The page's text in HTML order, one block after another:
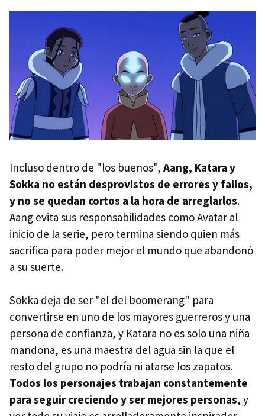
Incluso dentro de "los buenos", Aang, Katara y
Sokka no están desprovistos de errores y fallos,
y no se quedan cortos a la hora de arreglarlos.
Aang evita sus responsabilidades como Avatar al
inicio de la serie, pero termina siendo quien más
sacrifica para poder mejor el mundo que abandonó
a su suerte.
Sokka deja de ser "el del boomerang" para
convertirse en uno de los mayores guerreros y una
persona de confianza, y Katara no es solo una niña
mandona, es una maestra del agua sin la que el
resto del grupo no podría ni atarse los zapatos.
Todos los personajes trabajan constantemente
para seguir creciendo y ser mejores personas, y